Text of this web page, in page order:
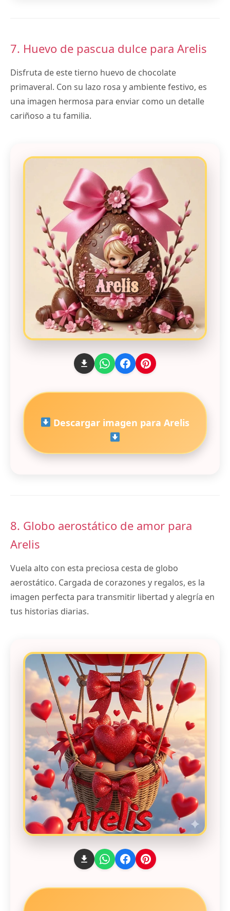
7. Huevo de pascua dulce para Arelis
Disfruta de este tierno huevo de chocolate
primaveral. Con su lazo rosa y ambiente festivo, es
una imagen hermosa para enviar como un detalle
cariñoso a tu familia.
Descargar imagen para Arelis
8. Globo aerostático de amor para
Arelis
Vuela alto con esta preciosa cesta de globo
aerostático. Cargada de corazones y regalos, es la
imagen perfecta para transmitir libertad y alegría en
tus historias diarias.